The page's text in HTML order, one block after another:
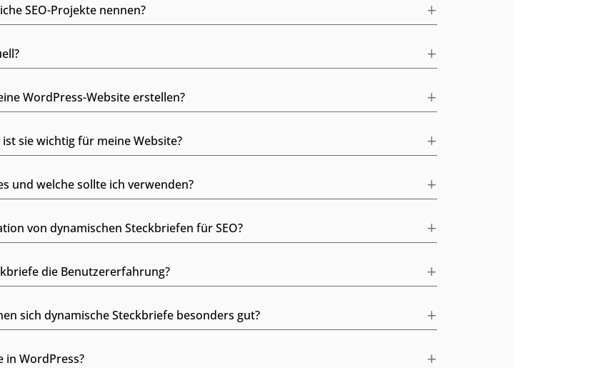
SEO-Projekte nennen?
WordPress-Website erstellen?
sie wichtig für meine Website?
und welche sollte ich verwenden?
von dynamischen Steckbriefen für SEO?
die Benutzererfahrung?
sich dynamische Steckbriefe besonders gut?
in WordPress?